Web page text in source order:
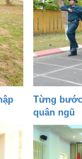
Từng
quân ngũ